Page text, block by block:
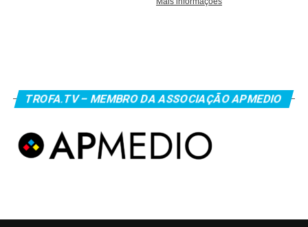
TROFA.TV – MEMBRO DA ASSOCIAÇÃO APMEDIO